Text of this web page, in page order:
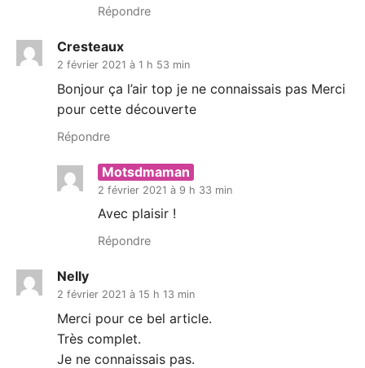
Répondre
Cresteaux
2 février 2021 à 1 h 53 min
Bonjour ça l’air top je ne connaissais pas Merci
pour cette découverte
Répondre
Motsdmaman
2 février 2021 à 9 h 33 min
Avec plaisir !
Répondre
Nelly
2 février 2021 à 15 h 13 min
Merci pour ce bel article.
Très complet.
Je ne connaissais pas.